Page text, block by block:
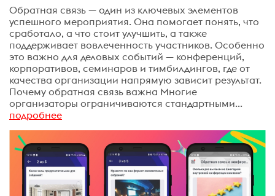
Обратная связь — один из ключевых элементов
успешного мероприятия. Она помогает понять, что
сработало, а что стоит улучшить, а также
поддерживает вовлеченность участников. Особенно
это важно для деловых событий — конференций,
корпоративов, семинаров и тимбилдингов, где от
качества организации напрямую зависит результат.
Почему обратная связь важна Многие
организаторы ограничиваются стандартными...
подробнее